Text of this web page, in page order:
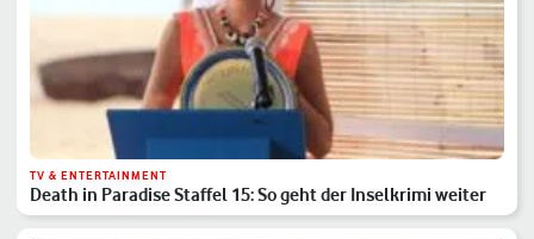
TV & ENTERTAINMENT
Death in Paradise Staffel 15: So geht der Inselkrimi weiter